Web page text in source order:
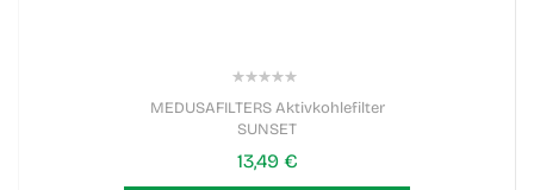
MEDUSAFILTERS Aktivkohlefilter
SUNSET
13,49 €